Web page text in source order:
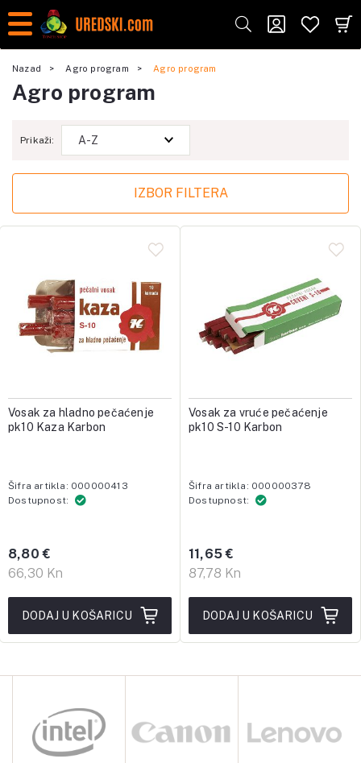
Nazad Agro program Agro program
Agro program
Prikaži:
IZBOR FILTERA
Vosak za hladno pečaćenje
pk10 Kaza Karbon
Šifra artikla: 000000413
Dostupnost:
66,30 Kn
8,80 €
DODAJ U KOŠARICU
Vosak za vruće pečaćenje
pk10 S-10 Karbon
Šifra artikla: 000000378
Dostupnost:
87,78 Kn
11,65 €
DODAJ U KOŠARICU